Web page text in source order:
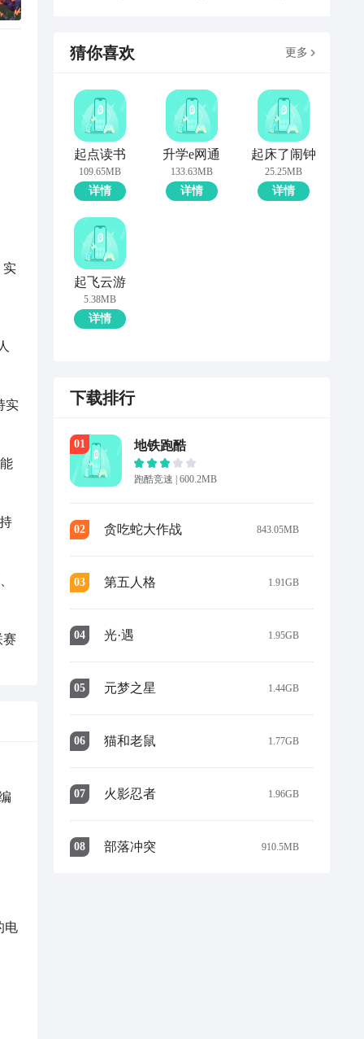
实
实
赛
电
猜你喜欢 更多
起点读书
109.65MB
详情
升学e网通
133.63MB
详情
起床了闹钟
25.25MB
详情
起飞云游
5.38MB
详情
下载排行
01 地铁跑酷
跑酷竞速 | 600.2MB
02 贪吃蛇大作战 843.05MB
03 第五人格 1.91GB
04 光·遇 1.95GB
05 元梦之星 1.44GB
06 猫和老鼠 1.77GB
07 火影忍者 1.96GB
08 部落冲突 910.5MB